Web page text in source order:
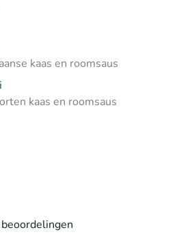
kaas en roomsaus
kaas en roomsaus